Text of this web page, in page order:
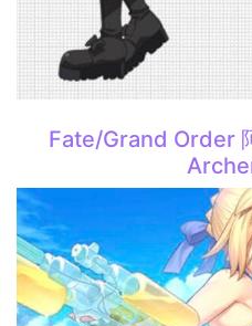
Fate/Grand Order